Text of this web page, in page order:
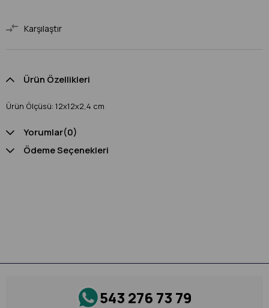
Karşılaştır
Ürün Özellikleri
Ürün Ölçüsü: 12x12x2,4 cm
Yorumlar(0)
Ödeme Seçenekleri
543 276 73 79